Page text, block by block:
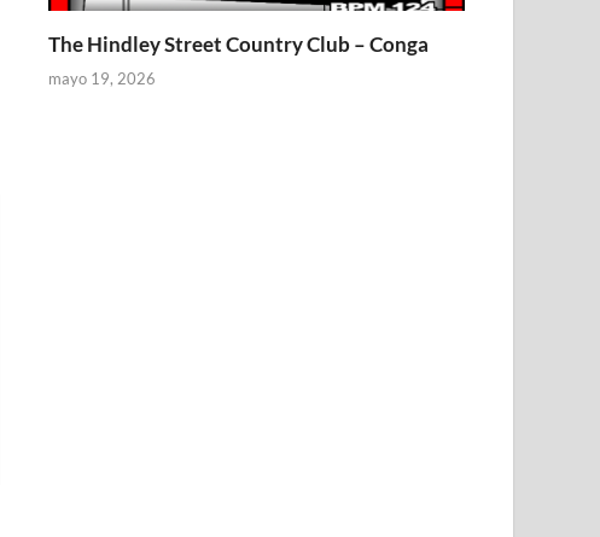
The Hindley Street Country Club – Conga
mayo 19, 2026